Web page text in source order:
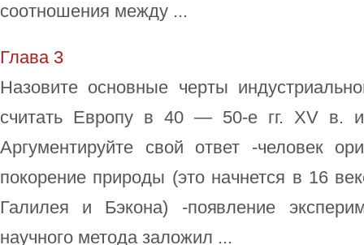
соотношения между ...
Глава 3
Назовите основные черты
считать Европу в 40 — 50-е гг. XV в.
Аргументируйте свой ответ -человек
покорение природы (это начнется в 16
Галилея и Бэкона) -появление
научного метода заложил ...